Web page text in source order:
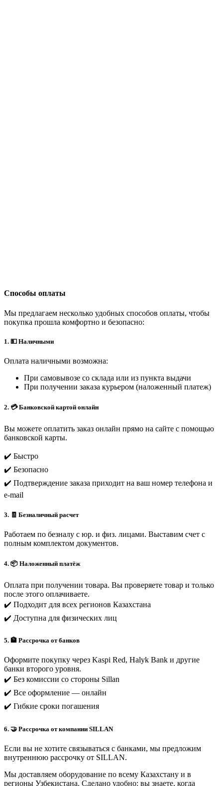
Способы оплаты
Мы предлагаем несколько удобных способов оплаты, чтобы
покупка прошла комфортно и безопасно:
1. 💵 Наличными
Оплата наличными возможна:
При самовывозе со склада или из пункта выдачи
При получении заказа курьером (наложенный платеж)
2. 💳 Банковской картой онлайн
Вы можете оплатить заказ онлайн прямо на сайте с помощью
банковской карты.
✔️ Быстро
✔️ Безопасно
✔️ Подтверждение заказа приходит на ваш номер телефона и
e-mail
3. 🧾 Безналичный расчет
Работаем по безналу с юр. и физ. лицами. Выставим счет с
полным комплектом документов.
4. 📦 Наложенный платёж
Оплата при получении товара. Вы проверяете товар и только
после этого оплачиваете.
✔️ Подходит для всех регионов Казахстана
✔️ Доступна для физических лиц
5. 🏦 Рассрочка от банков
Оформите покупку через Kaspi Red, Halyk Bank и другие
банки второго уровня.
✔️ Без комиссии со стороны Sillan
✔️ Все оформление — онлайн
✔️ Гибкие сроки погашения
6. 🤝 Рассрочка от компании SILLAN
Если вы не хотите связываться с банками, мы предложим
внутреннюю рассрочку от SILLAN.
Мы доставляем оборудование по всему Казахстану и в
регионы Узбекистана. Сделано удобно: вы знаете, когда